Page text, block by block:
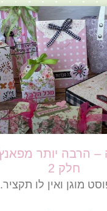
חלק 2
מוגן ואין לו תקציר.